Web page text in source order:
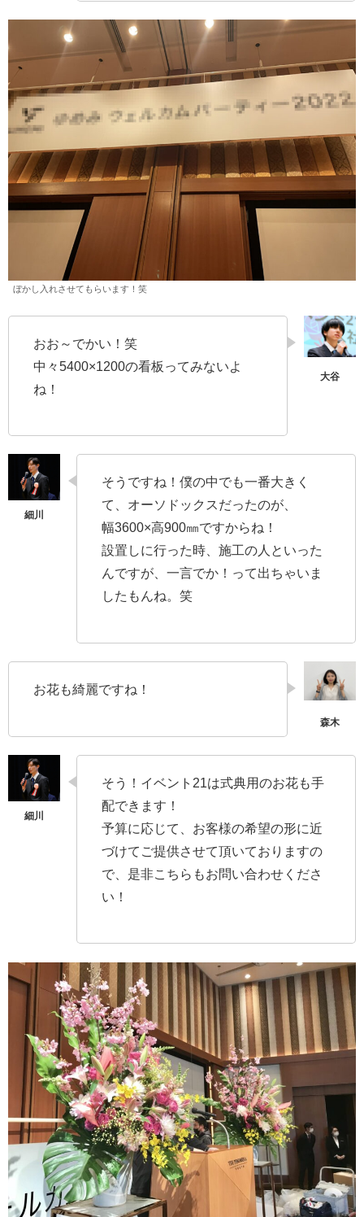
ぼかし入れさせてもらいます！笑
おお～でかい！笑
中々5400×1200の看板ってみないよ
ね！
そうですね！僕の中でも一番大きく
て、オーソドックスだったのが、
幅3600×高900㎜ですからね！
設置しに行った時、施工の人といった
んですが、一言でか！って出ちゃいま
したもんね。笑
お花も綺麗ですね！
そう！イベント21は式典用のお花も手
配できます！
予算に応じて、お客様の希望の形に近
づけてご提供させて頂いておりますの
で、是非こちらもお問い合わせくださ
い！